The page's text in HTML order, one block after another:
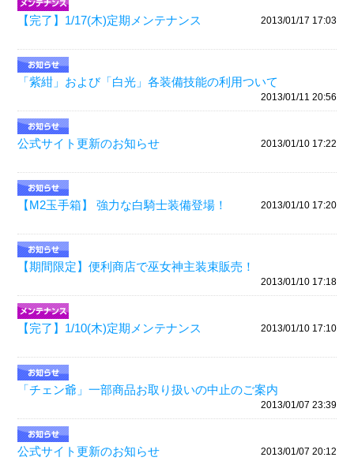
【完了】1/17(木)定期メンテナンス 2013/01/17 17:03
「紫紺」および「白光」各装備技能の利用ついて
2013/01/11 20:56
公式サイト更新のお知らせ 2013/01/10 17:22
【M2玉手箱】 強力な白騎士装備登場！ 2013/01/10 17:20
【期間限定】便利商店で巫女神主装束販売！
2013/01/10 17:18
【完了】1/10(木)定期メンテナンス 2013/01/10 17:10
「チェン爺」一部商品お取り扱いの中止のご案内
2013/01/07 23:39
公式サイト更新のお知らせ 2013/01/07 20:12